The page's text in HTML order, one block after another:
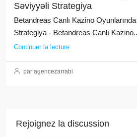
Səviyyəli Strategiya
Betandreas Canlı Kazino
Strategiya - Betandreas Canlı
Continuer la lecture
par agencezarrabi
Rejoignez la discussion